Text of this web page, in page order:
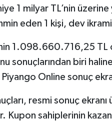
1 milyar TL’nin
eden 1 kişi, dev
1.098.660.716,25 TL
sonuçlarından biri
Piyango Online sonuç
resmi sonuç ekranı
Kupon sahiplerinin